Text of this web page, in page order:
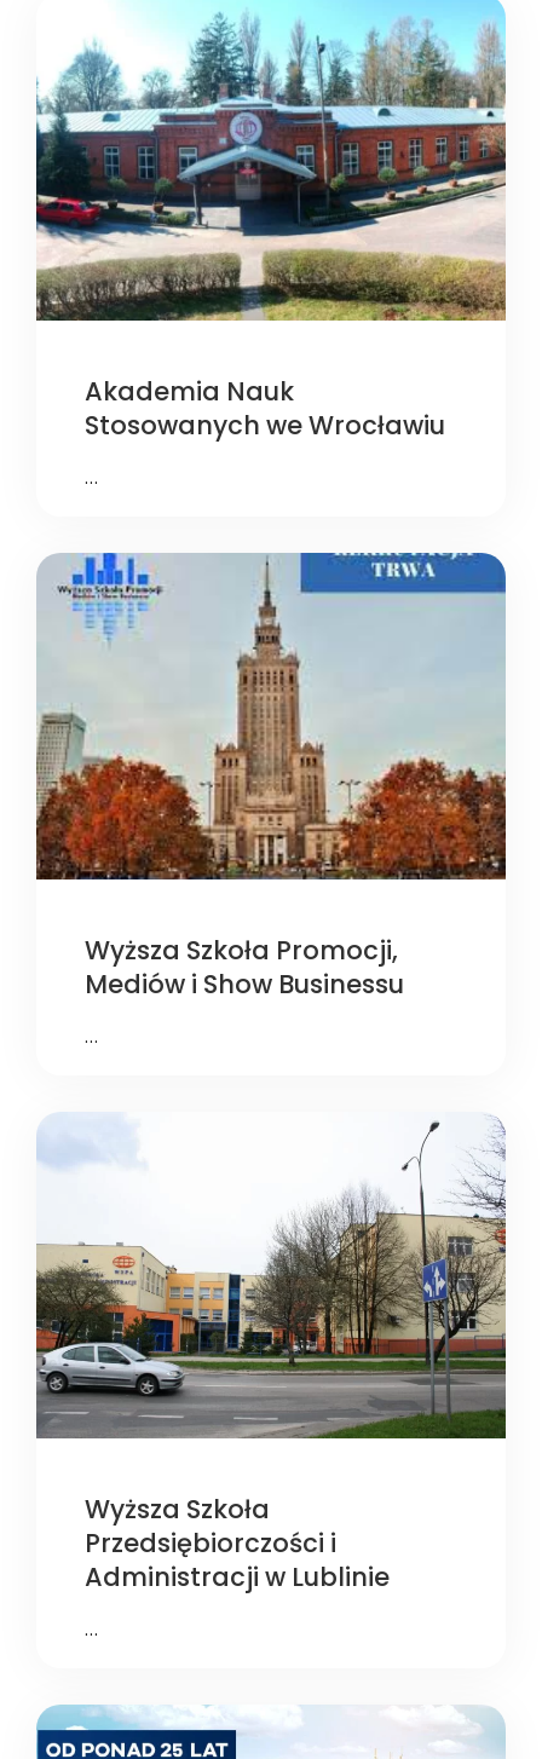
Akademia Nauk
Stosowanych we Wrocławiu
…
Wyższa Szkoła Promocji,
Mediów i Show Businessu
…
Wyższa Szkoła
Przedsiębiorczości i
Administracji w Lublinie
…